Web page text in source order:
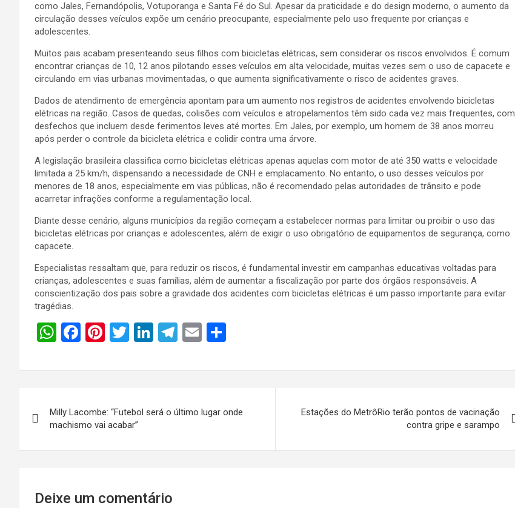
como Jales, Fernandópolis, Votuporanga e Santa Fé do Sul. Apesar da praticidade e do design moderno, o aumento da
circulação desses veículos expõe um cenário preocupante, especialmente pelo uso frequente por crianças e
adolescentes.
Muitos pais acabam presenteando seus filhos com bicicletas elétricas, sem considerar os riscos envolvidos. É comum
encontrar crianças de 10, 12 anos pilotando esses veículos em alta velocidade, muitas vezes sem o uso de capacete e
circulando em vias urbanas movimentadas, o que aumenta significativamente o risco de acidentes graves.
Dados de atendimento de emergência apontam para um aumento nos registros de acidentes envolvendo bicicletas
elétricas na região. Casos de quedas, colisões com veículos e atropelamentos têm sido cada vez mais frequentes, com
desfechos que incluem desde ferimentos leves até mortes. Em Jales, por exemplo, um homem de 38 anos morreu
após perder o controle da bicicleta elétrica e colidir contra uma árvore.
A legislação brasileira classifica como bicicletas elétricas apenas aquelas com motor de até 350 watts e velocidade
limitada a 25 km/h, dispensando a necessidade de CNH e emplacamento. No entanto, o uso desses veículos por
menores de 18 anos, especialmente em vias públicas, não é recomendado pelas autoridades de trânsito e pode
acarretar infrações conforme a regulamentação local.
Diante desse cenário, alguns municípios da região começam a estabelecer normas para limitar ou proibir o uso das
bicicletas elétricas por crianças e adolescentes, além de exigir o uso obrigatório de equipamentos de segurança, como
capacete.
Especialistas ressaltam que, para reduzir os riscos, é fundamental investir em campanhas educativas voltadas para
crianças, adolescentes e suas famílias, além de aumentar a fiscalização por parte dos órgãos responsáveis. A
conscientização dos pais sobre a gravidade dos acidentes com bicicletas elétricas é um passo importante para evitar
tragédias.
W
at
A
p
p
F
ce
o
o
k
Pi
er
t
T
tt
Li
ke
n
T
e
a
E
ail ar
de
Post
Milly Lacombe: “Futebol será o último lugar onde
machismo vai acabar”
Estações do MetrôRio terão pontos de vacinação
contra gripe e sarampo
Deixe um comentário